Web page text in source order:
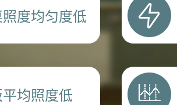
度均匀度低
均照度低